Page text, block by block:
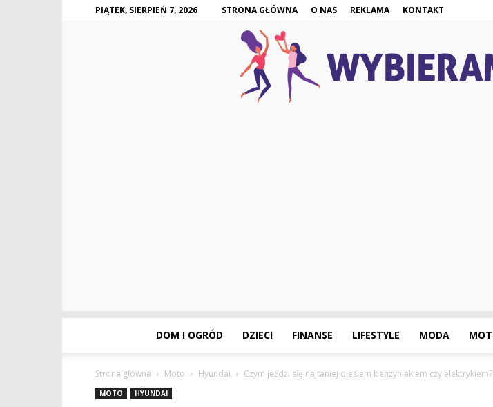
PIĄTEK, SIERPIEŃ 7, 2026 STRONA GŁÓWNA O NAS REKLAMA KONTAKT
DOM I OGRÓD DZIECI FINANSE LIFESTYLE MODA
Strona główna Moto Hyundai Czym jeździ się najtaniej dieslem benzyniakiem czy elektrykiem?
MOTO HYUNDAI